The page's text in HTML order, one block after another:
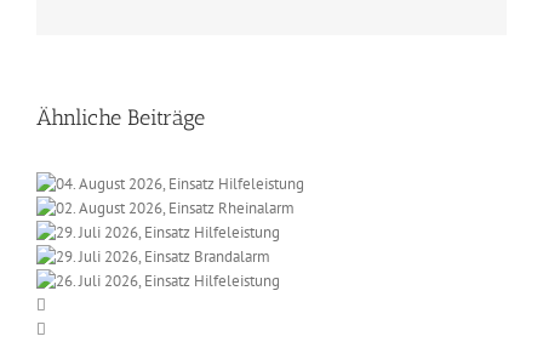
Ähnliche Beiträge